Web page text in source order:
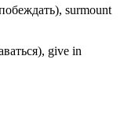
surmount
give in